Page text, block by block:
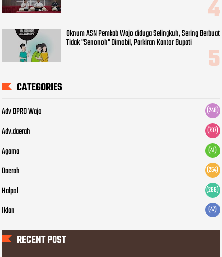
Oknum ASN Pemkab Wajo diduga Selingkuh, Sering Berbuat
Tidak "Senonoh" Dimobil, Parkiran Kantor Bupati
CATEGORIES
Adv DPRD Wajo (248)
Adv.daerah (797)
Agama (41)
Daerah (254)
Halpol (266)
Iklan (47)
RECENT POST